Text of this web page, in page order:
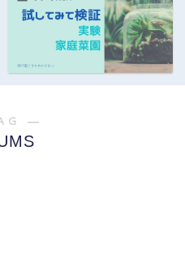
―